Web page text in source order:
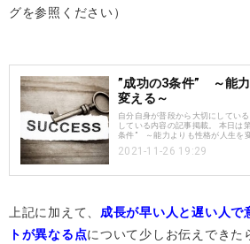
グを参照ください）
”成功の3条件” ～能
変える～
自分自身が普段から大切にしてい
している内容の記事掲載。 本日は
条件” ～能力よりも性格が人生を変
2021-11-26 19:29
上記に加えて、成長が早い人と遅い人で
トが異なる点について少しお伝えできた